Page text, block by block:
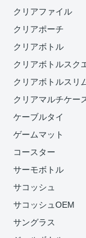
クリアファイル
クリアポーチ
クリアボトル
クリアボトルスク
クリアボトルスリ
クリアマルチケー
ケーブルタイ
ゲームマット
コースター
サーモボトル
サコッシュ
サコッシュOEM
サングラス